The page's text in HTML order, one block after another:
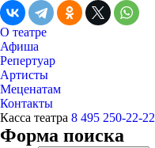
О театре
Афиша
Репертуар
Артисты
Меценатам
Контакты
Касса театра 8 495 250-22-22
Форма поиска